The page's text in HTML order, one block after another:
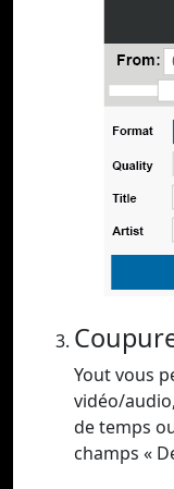
Yout vous
vidéo/
de temps
champs «